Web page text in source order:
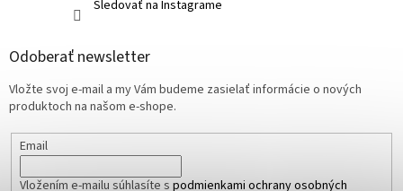
Sledovať na Instagrame
Odoberať newsletter
Vložte svoj e-mail a my Vám budeme zasielať informácie o nových
produktoch na našom e-shope.
Email
Vložením e-mailu súhlasíte s podmienkami ochrany osobných